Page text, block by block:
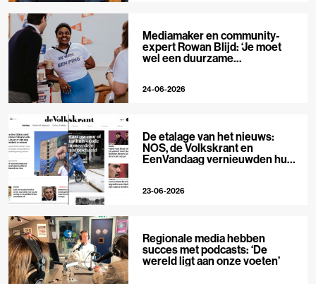
Mediamaker en community-
expert Rowan Blijd: ‘Je moet
wel een duurzame
24-06-2026
De etalage van het nieuws:
NOS, de Volkskrant en
EenVandaag vernieuwden hun
23-06-2026
Regionale media hebben
succes met podcasts: ‘De
wereld ligt aan onze voeten’